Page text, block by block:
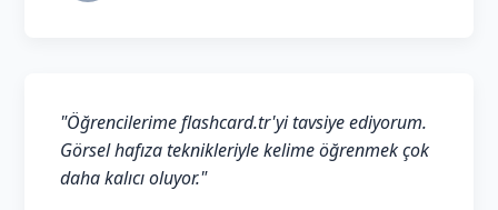
"Öğrencilerime flashcard.tr'yi tavsiye ediyorum.
Görsel hafıza teknikleriyle kelime öğrenmek çok
daha kalıcı oluyor."